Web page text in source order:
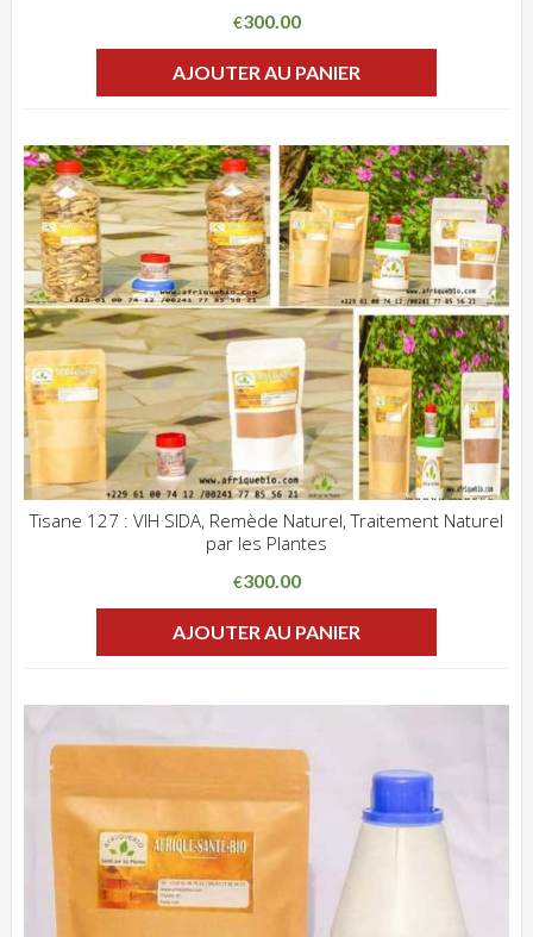
€300.00
AJOUTER AU PANIER
Tisane 127 : VIH SIDA, Remède Naturel, Traitement Naturel
par les Plantes
€300.00
AJOUTER AU PANIER